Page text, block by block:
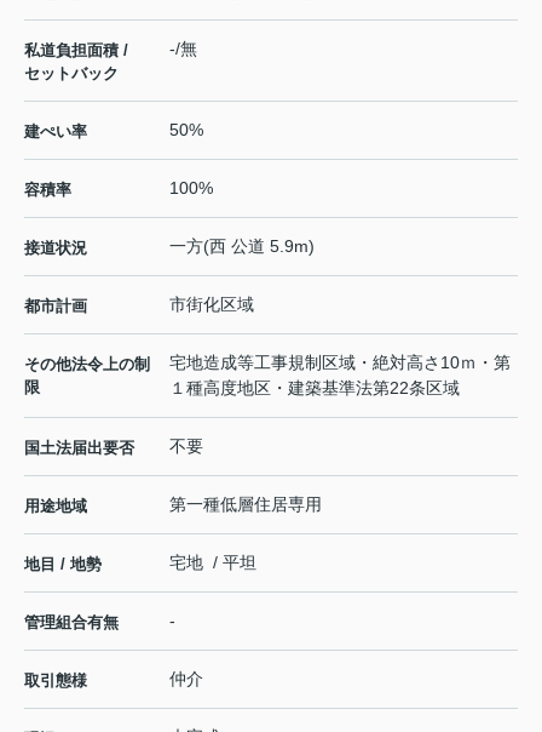
私道負担面積 /
セットバック
-/無
建ぺい率 50%
容積率 100%
接道状況 一方(西 公道 5.9m)
都市計画 市街化区域
その他法令上の制
限
宅地造成等工事規制区域・絶対高さ10ｍ・第
１種高度地区・建築基準法第22条区域
国土法届出要否 不要
用途地域 第一種低層住居専用
地目 / 地勢 宅地 / 平坦
管理組合有無 -
取引態様 仲介